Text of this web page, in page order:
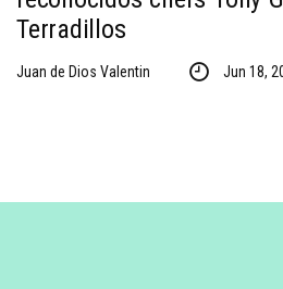
Terradillos
Juan de Dios Valentin Jun 18,